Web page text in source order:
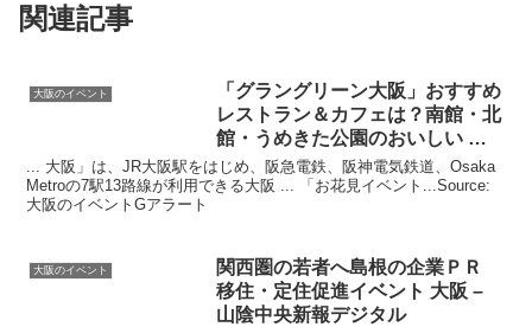
関連記事
大阪のイベント 「グラングリーン大阪 」おすすめ
レストラン＆カフェは？南館・北
館・うめきた公園のおいしい …
... 大阪」は、JR大阪駅をはじめ、阪急電鉄、阪神電気鉄道、Osaka
Metroの7駅13路線が利用できる大阪 ... 「お花見イベント...Source:
大阪のイベントGアラート
大阪のイベント
関西圏の若者へ島根の企業ＰＲ
移住・定住促進イベント 大阪 –
山陰中央新報デジタル